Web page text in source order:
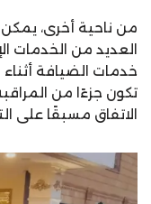
من ناحية أخرى، يمكن
العديد من الخدمات
خدمات الضيافة
تكون جزءًا من
الاتفاق مسبقًا على